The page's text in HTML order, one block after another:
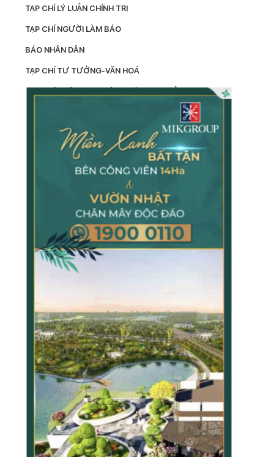
TẠP CHÍ LÝ LUẬN CHÍNH TRỊ
TẠP CHÍ NGƯỜI LÀM BÁO
BÁO NHÂN DÂN
TẠP CHÍ TƯ TƯỞNG-VĂN HOÁ
TẠP CHÍ KIỂM TRA
TẠP CHÍ XÂY DỰNG ĐẢNG
TẠP CHÍ DÂN VẬN
TẠP CHÍ GIÁO DỤC LÝ LUẬN
TẠP CHÍ KHOA HỌC CHÍNH TRỊ